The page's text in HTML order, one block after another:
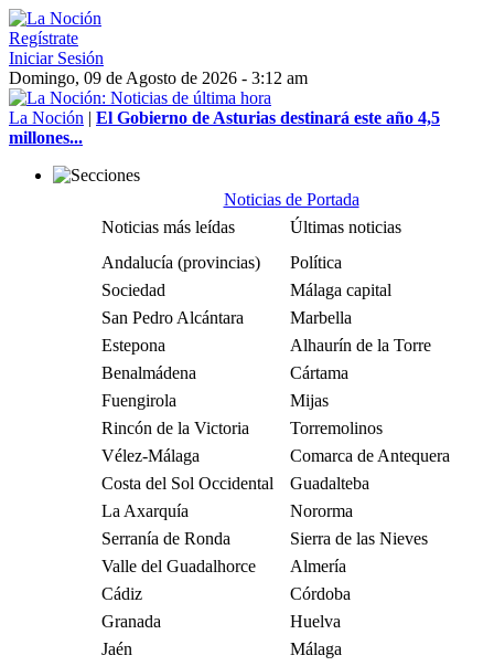
Regístrate
Iniciar Sesión
Domingo, 09 de Agosto de 2026 - 3:12 am
La Noción | El Gobierno de Asturias destinará este año 4,5
millones...
Noticias de Portada
Noticias más leídas
Últimas noticias
Andalucía (provincias)
Política
Sociedad
Málaga capital
San Pedro Alcántara
Marbella
Estepona
Alhaurín de la Torre
Benalmádena
Cártama
Fuengirola
Mijas
Rincón de la Victoria
Torremolinos
Vélez-Málaga
Comarca de Antequera
Costa del Sol Occidental
Guadalteba
La Axarquía
Nororma
Serranía de Ronda
Sierra de las Nieves
Valle del Guadalhorce
Almería
Cádiz
Córdoba
Granada
Huelva
Jaén
Málaga